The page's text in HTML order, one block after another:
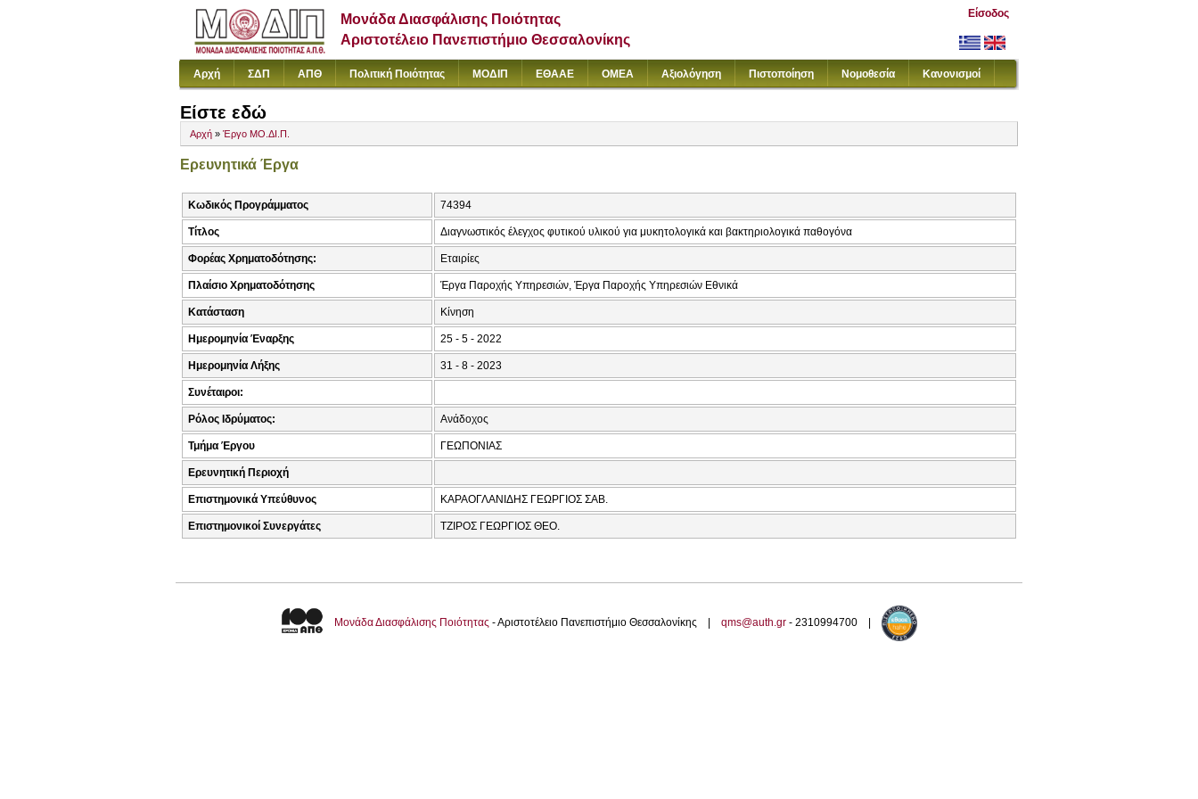
Μονάδα Διασφάλισης Ποιότητας
Αριστοτέλειο Πανεπιστήμιο Θεσσαλονίκης
Είσοδος
Αρχή ΣΔΠ ΑΠΘ Πολιτική Ποιότητας ΜΟΔΙΠ ΕΘΑΑΕ ΟΜΕΑ Αξιολόγηση Πιστοποίηση Νομοθεσία Κανονισμοί
Είστε εδώ
Αρχή » Έργο ΜΟ.ΔΙ.Π.
Ερευνητικά Έργα
Κωδικός Προγράμματος 74394
Τίτλος Διαγνωστικός έλεγχος φυτικού υλικού για μυκητολογικά και βακτηριολογικά παθογόνα
Φορέας Χρηματοδότησης: Εταιρίες
Πλαίσιο Χρηματοδότησης Έργα Παροχής Υπηρεσιών, Έργα Παροχής Υπηρεσιών Εθνικά
Κατάσταση Κίνηση
Ημερομηνία Έναρξης 25 - 5 - 2022
Ημερομηνία Λήξης 31 - 8 - 2023
Συνέταιροι:
Ρόλος Ιδρύματος: Ανάδοχος
Τμήμα Έργου ΓΕΩΠΟΝΙΑΣ
Ερευνητική Περιοχή
Επιστημονικά Υπεύθυνος ΚΑΡΑΟΓΛΑΝΙΔΗΣ ΓΕΩΡΓΙΟΣ ΣΑΒ.
Επιστημονικοί Συνεργάτες ΤΖΙΡΟΣ ΓΕΩΡΓΙΟΣ ΘΕΟ.
Μονάδα Διασφάλισης Ποιότητας - Αριστοτέλειο Πανεπιστήμιο Θεσσαλονίκης | qms@auth.gr - 2310994700 |